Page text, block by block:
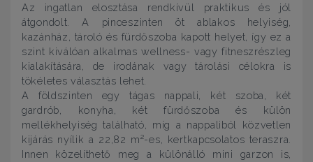
Az ingatlan elosztása rendkívül praktikus és jól
átgondolt. A pinceszinten öt ablakos helyiség,
kazánház, tároló és fürdőszoba kapott helyet, így ez a
szint kiválóan alkalmas wellness- vagy fitneszrészleg
kialakítására, de irodának vagy tárolási célokra is
tökéletes választás lehet.
A földszinten egy tágas nappali, két szoba, két
gardrób, konyha, két fürdőszoba és külön
mellékhelyiség található, míg a nappaliból közvetlen
kijárás nyílik a 22,82 m²-es, kertkapcsolatos teraszra.
Innen közelíthető meg a különálló mini garzon is,